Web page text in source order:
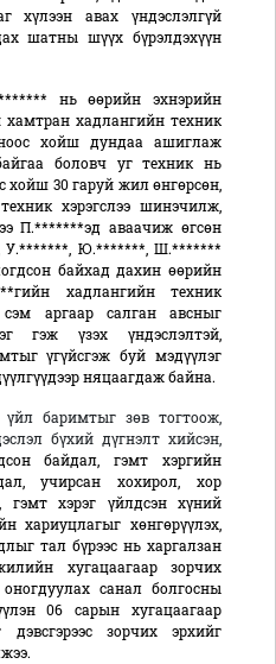
хүлээн авах үндэслэлгүй
шатны шүүх бүрэлдэхүүн
нь өөрийн эхнэрийн
хадлангийн техник
хойш дундаа ашиглаж
боловч уг техник нь
хойш 30 гаруй жил өнгөрсөн,
хэрэгслээ шинэчилж,
П.*******эд аваачиж өгсөн
У.*******, Ю.*******, Ш.*******
байхад дахин өөрийн
хадлангийн техник
сэм аргаар салган авсныг
гэж үзэх үндэслэлтэй,
үгүйсгэж буй мэдүүлэг
няцаагдаж байна.
баримтыг зөв тогтоож,
бүхий дүгнэлт хийсэн,
байдал, гэмт хэргийн
учирсан хохирол, хор
хэрэг үйлдсэн хүний
хариуцлагыг хөнгөрүүлэх,
тал бүрээс нь харгалзан
хугацаагаар зорчих
санал болгосны
06 сарын хугацаагаар
зорчих эрхийг